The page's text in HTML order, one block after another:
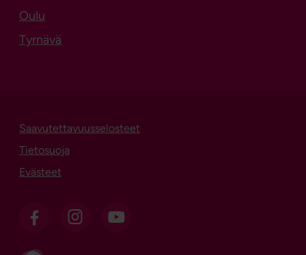
Oulu
Tyrnävä
Saavutettavuusselosteet
Tietosuoja
Evästeet
OSL sosiaalisessa mediassa
OSL FacebookissaOSL Instagramissa